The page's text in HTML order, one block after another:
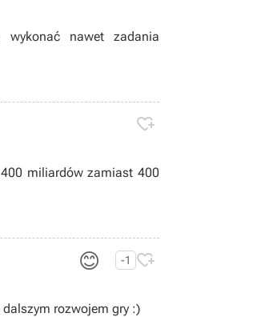
nawet zadania

miliardów zamiast 400
😊 -1 
rozwojem gry :)